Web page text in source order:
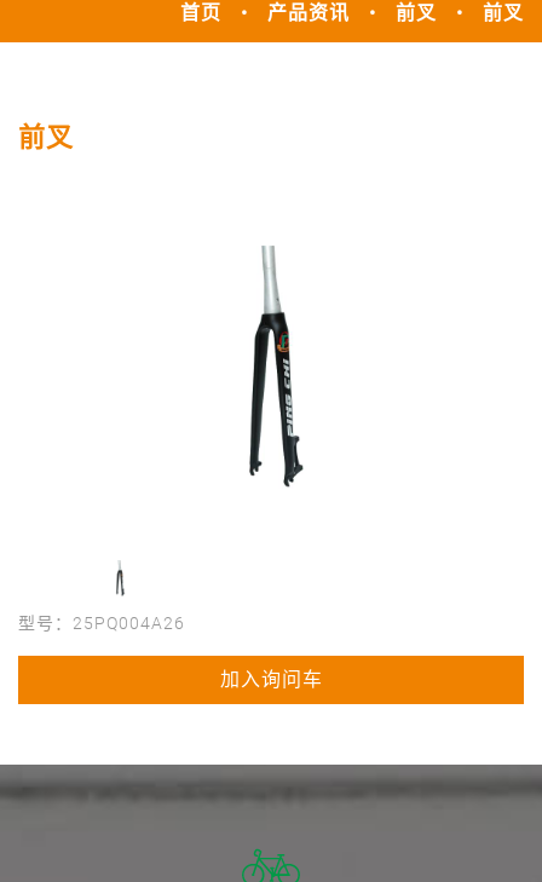
首页 产品资讯 前叉 前叉
前叉
型号：25PQ004A26
加入询问车